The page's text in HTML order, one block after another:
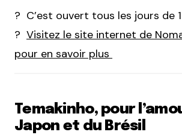
? C’est ouvert tous les jours de
? Visitez le site internet de
pour en savoir plus
Temakinho, pour
Japon et du Brésil